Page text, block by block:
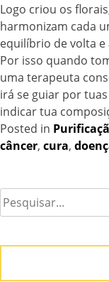
Logo criou os
harmonizam cada
equilíbrio de volta e
Por isso quando
uma terapeuta
irá se guiar por
indicar tua
Posted in
câncer, cura,